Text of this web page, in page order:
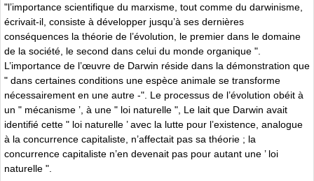
"l’importance scientifique du marxisme, tout comme du darwinisme,
écrivait-il, consiste à développer jusqu’à ses dernières
conséquences la théorie de l’évolution, le premier dans le domaine
de la société, le second dans celui du monde organique ".
L’importance de l’œuvre de Darwin réside dans la démonstration que
" dans certaines conditions une espèce animale se transforme
nécessairement en une autre -". Le processus de l’évolution obéit à
un " mécanisme ’, à une " loi naturelle ", Le lait que Darwin avait
identifié cette " loi naturelle ’ avec la lutte pour l’existence, analogue
à la concurrence capitaliste, n’affectait pas sa théorie ; la
concurrence capitaliste n’en devenait pas pour autant une ’ loi
naturelle ".